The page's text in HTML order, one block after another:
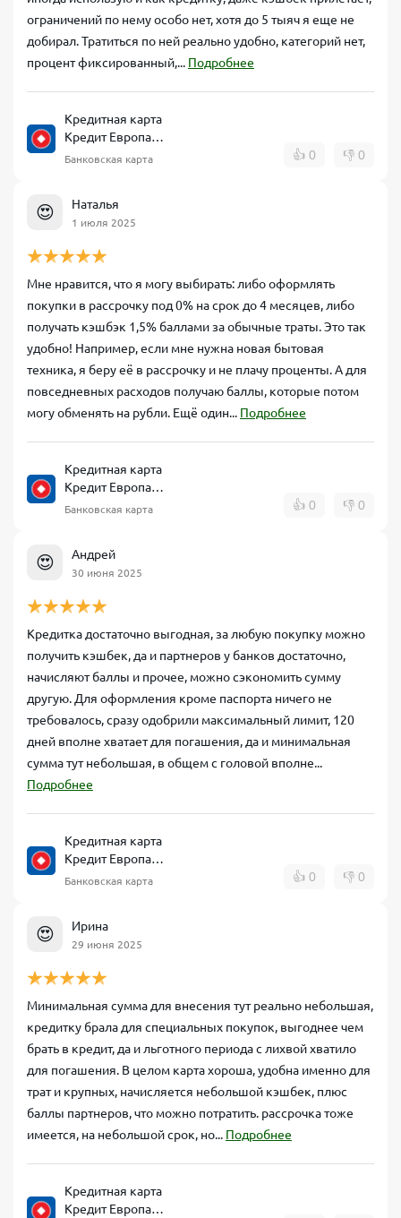
ограничений по нему особо нет, хотя до 5 тыяч я еще не
добирал. Тратиться по ней реально удобно, категорий нет,
процент фиксированный,... Подробнее
Кредитная карта
Кредит Европа
Банк CARD CREDIT
Банковская карта 👍 0 👎 0
😍 Наталья
1 июля 2025
Мне нравится, что я могу выбирать: либо оформлять
покупки в рассрочку под 0% на срок до 4 месяцев, либо
получать кэшбэк 1,5% баллами за обычные траты. Это так
удобно! Например, если мне нужна новая бытовая
техника, я беру её в рассрочку и не плачу проценты. А для
повседневных расходов получаю баллы, которые потом
могу обменять на рубли. Ещё один... Подробнее
Кредитная карта
Кредит Европа
Банк CARD CREDIT
Банковская карта 👍 0 👎 0
😍 Андрей
30 июня 2025
Кредитка достаточно выгодная, за любую покупку можно
получить кэшбек, да и партнеров у банков достаточно,
начисляют баллы и прочее, можно сэкономить сумму
другую. Для оформления кроме паспорта ничего не
требовалось, сразу одобрили максимальный лимит, 120
дней вполне хватает для погашения, да и минимальная
сумма тут небольшая, в общем с головой вполне...
Подробнее
Кредитная карта
Кредит Европа
Банк CARD CREDIT
Банковская карта 👍 0 👎 0
😍 Ирина
29 июня 2025
Минимальная сумма для внесения тут реально небольшая,
кредитку брала для специальных покупок, выгоднее чем
брать в кредит, да и льготного периода с лихвой хватило
для погашения. В целом карта хороша, удобна именно для
трат и крупных, начисляется небольшой кэшбек, плюс
баллы партнеров, что можно потратить. рассрочка тоже
имеется, на небольшой срок, но... Подробнее
Кредитная карта
Кредит Европа